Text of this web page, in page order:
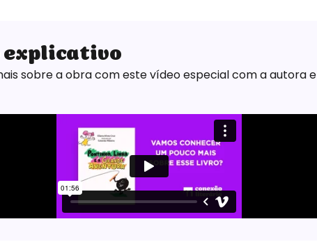
explicativo
sobre a obra com este vídeo especial com a autora e